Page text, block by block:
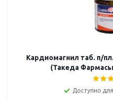
Кардиомагнил таб. п/
(Такеда
Доступно